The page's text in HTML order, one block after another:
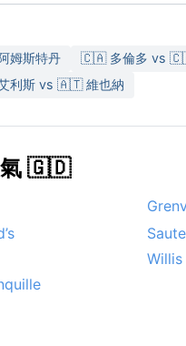
斯特丹 🇨🇦 多倫多 vs
利斯 vs 🇦🇹 維也納
氣 🇬🇩
Willis